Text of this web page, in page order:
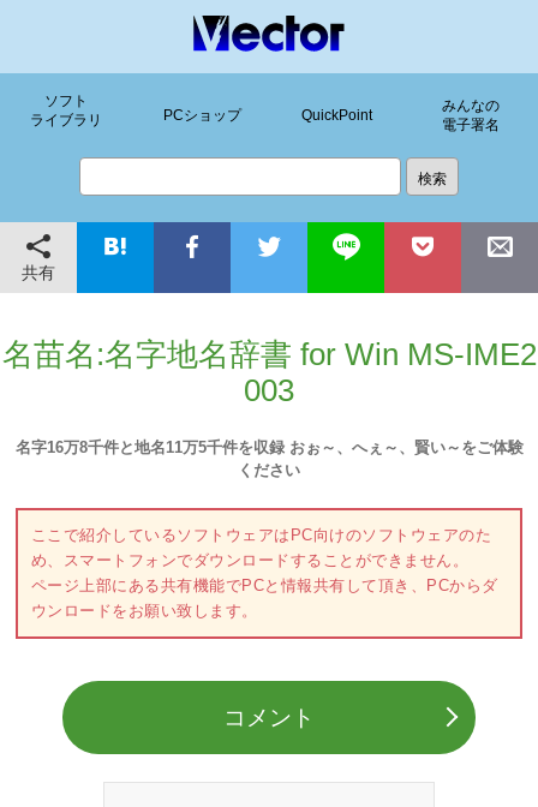
ソフト
ライブラリ
PCショップ QuickPoint
みんなの
電子署名
共有
名苗名:名字地名辞書 for Win MS-IME2
003
名字16万8千件と地名11万5千件を収録 おぉ～、へぇ～、賢い～をご体験
ください
ここで紹介しているソフトウェアはPC向けのソフトウェアのた
め、スマートフォンでダウンロードすることができません。
ページ上部にある共有機能でPCと情報共有して頂き、PCからダ
ウンロードをお願い致します。
コメント